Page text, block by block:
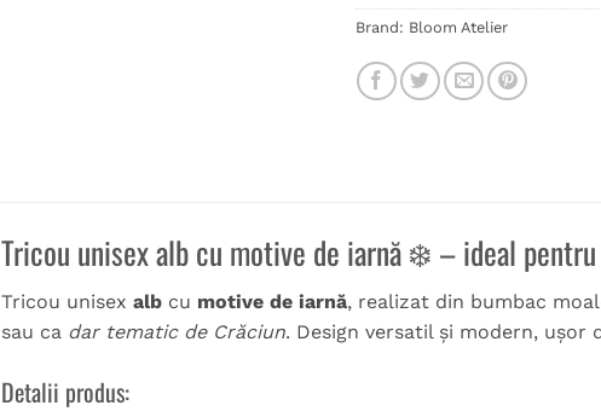
Brand: Bloom Atelier
Tricou unisex alb cu motive de iarnă ❄️ – ideal
Tricou unisex alb cu motive de iarnă, realizat din bumbac
sau ca dar tematic de Crăciun. Design versatil și modern,
Detalii produs: